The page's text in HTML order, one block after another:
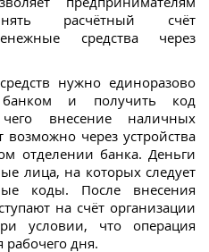
расчётный счёт
средства через
нужно единоразово
и получить код
внесение наличных
возможно через устройства
отделении банка. Деньги
лица, на которых следует
коды. После внесения
на счёт организации
условии, что операция
дня.